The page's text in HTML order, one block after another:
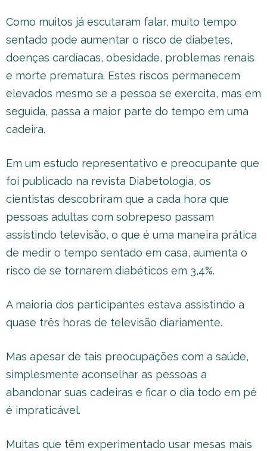
Como muitos já escutaram falar, muito tempo
sentado pode aumentar o risco de diabetes,
doenças cardíacas, obesidade, problemas renais
e morte prematura. Estes riscos permanecem
elevados mesmo se a pessoa se exercita, mas em
seguida, passa a maior parte do tempo em uma
cadeira.
Em um estudo representativo e preocupante que
foi publicado na revista Diabetologia, os
cientistas descobriram que a cada hora que
pessoas adultas com sobrepeso passam
assistindo televisão, o que é uma maneira prática
de medir o tempo sentado em casa, aumenta o
risco de se tornarem diabéticos em 3,4%.
A maioria dos participantes estava assistindo a
quase três horas de televisão diariamente.
Mas apesar de tais preocupações com a saúde,
simplesmente aconselhar as pessoas a
abandonar suas cadeiras e ficar o dia todo em pé
é impraticável.
Muitas que têm experimentado usar mesas mais